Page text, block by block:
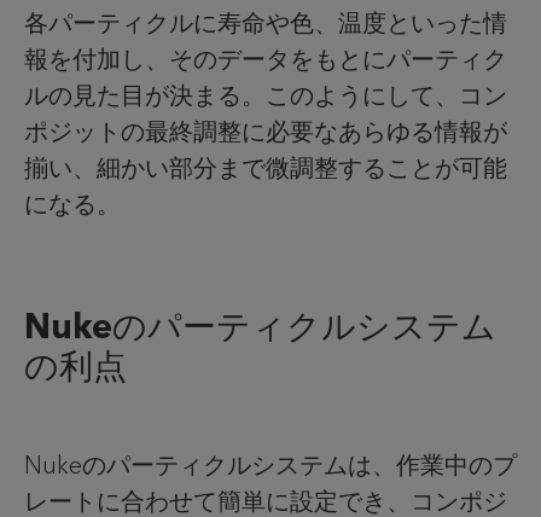
各パーティクルに寿命や色、温度といった情
報を付加し、そのデータをもとにパーティク
ルの見た目が決まる。このようにして、コン
ポジットの最終調整に必要なあらゆる情報が
揃い、細かい部分まで微調整することが可能
になる。
Nukeのパーティクルシステム
の利点
Nukeのパーティクルシステムは、作業中のプ
レートに合わせて簡単に設定でき、コンポジ